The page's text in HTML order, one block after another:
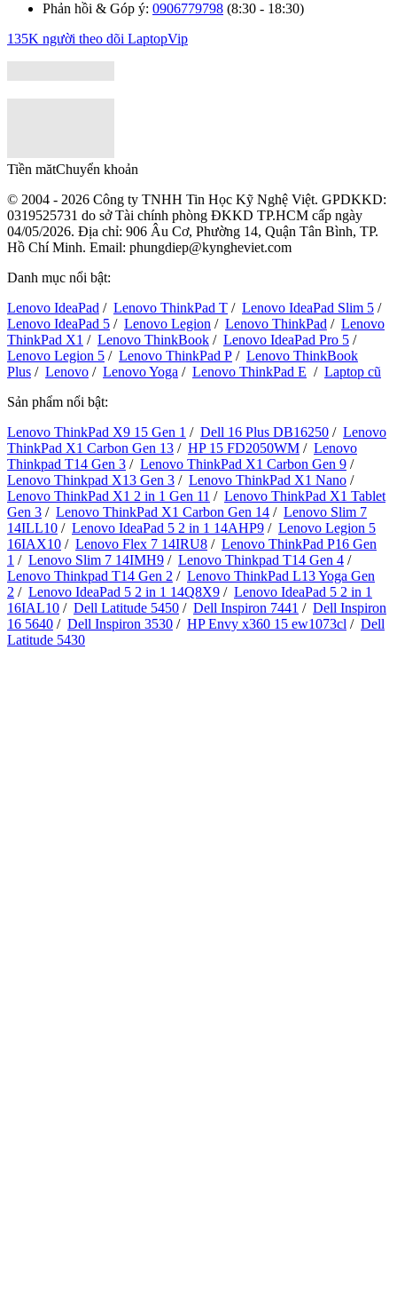
Phản hồi & Góp ý: 0906779798 (8:30 - 18:30)
135K người theo dõi LaptopVip
Tiền mătChuyển khoản
© 2004 - 2026 Công ty TNHH Tin Học Kỹ Nghệ Việt. GPDKKD:
0319525731 do sở Tài chính phòng ĐKKD TP.HCM cấp ngày
04/05/2026. Địa chỉ: 906 Âu Cơ, Phường 14, Quận Tân Bình, TP.
Hồ Chí Minh. Email: phungdiep@kyngheviet.com
Danh mục nổi bật:
Lenovo IdeaPad / Lenovo ThinkPad T / Lenovo IdeaPad Slim 5 /
Lenovo IdeaPad 5 / Lenovo Legion / Lenovo ThinkPad / Lenovo
ThinkPad X1 / Lenovo ThinkBook / Lenovo IdeaPad Pro 5 /
Lenovo Legion 5 / Lenovo ThinkPad P / Lenovo ThinkBook
Plus / Lenovo / Lenovo Yoga / Lenovo ThinkPad E / Laptop cũ
Sản phẩm nổi bật:
Lenovo ThinkPad X9 15 Gen 1 / Dell 16 Plus DB16250 / Lenovo
ThinkPad X1 Carbon Gen 13 / HP 15 FD2050WM / Lenovo
Thinkpad T14 Gen 3 / Lenovo ThinkPad X1 Carbon Gen 9 /
Lenovo Thinkpad X13 Gen 3 / Lenovo ThinkPad X1 Nano /
Lenovo ThinkPad X1 2 in 1 Gen 11 / Lenovo ThinkPad X1 Tablet
Gen 3 / Lenovo ThinkPad X1 Carbon Gen 14 / Lenovo Slim 7
14ILL10 / Lenovo IdeaPad 5 2 in 1 14AHP9 / Lenovo Legion 5
16IAX10 / Lenovo Flex 7 14IRU8 / Lenovo ThinkPad P16 Gen
1 / Lenovo Slim 7 14IMH9 / Lenovo Thinkpad T14 Gen 4 /
Lenovo Thinkpad T14 Gen 2 / Lenovo ThinkPad L13 Yoga Gen
2 / Lenovo IdeaPad 5 2 in 1 14Q8X9 / Lenovo IdeaPad 5 2 in 1
16IAL10 / Dell Latitude 5450 / Dell Inspiron 7441 / Dell Inspiron
16 5640 / Dell Inspiron 3530 / HP Envy x360 15 ew1073cl / Dell
Latitude 5430